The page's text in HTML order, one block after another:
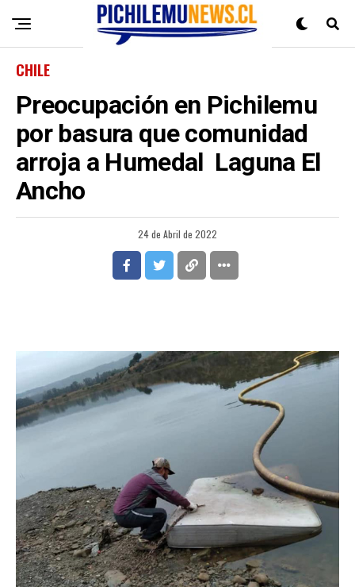
CHILE
Preocupación en Pichilemu
por basura que comunidad
arroja a Humedal Laguna El
Ancho
24 de Abril de 2022